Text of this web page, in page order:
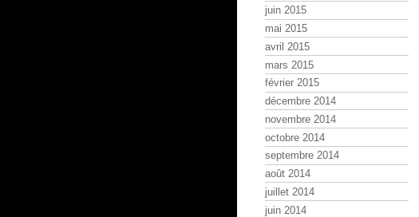
juin 2015
mai 2015
avril 2015
mars 2015
février 2015
décembre 2014
novembre 2014
octobre 2014
septembre 2014
août 2014
juillet 2014
juin 2014